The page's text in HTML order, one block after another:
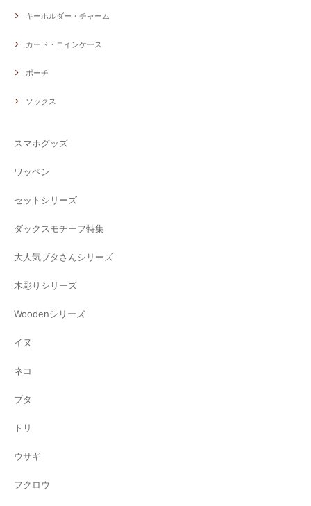
キーホルダー・チャーム
カード・コインケース
ポーチ
ソックス
スマホグッズ
ワッペン
セットシリーズ
ダックスモチーフ特集
大人気ブタさんシリーズ
木彫りシリーズ
Woodenシリーズ
イヌ
ネコ
ブタ
トリ
ウサギ
フクロウ